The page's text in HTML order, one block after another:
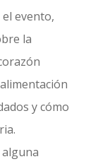
evento,
la
y cómo